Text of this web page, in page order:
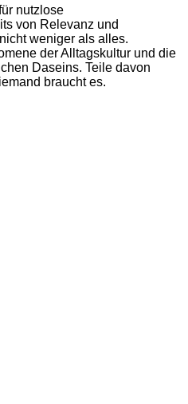
nutzlose
von Relevanz und
weniger als alles.
der Alltagskultur und die
Daseins. Teile davon
braucht es.